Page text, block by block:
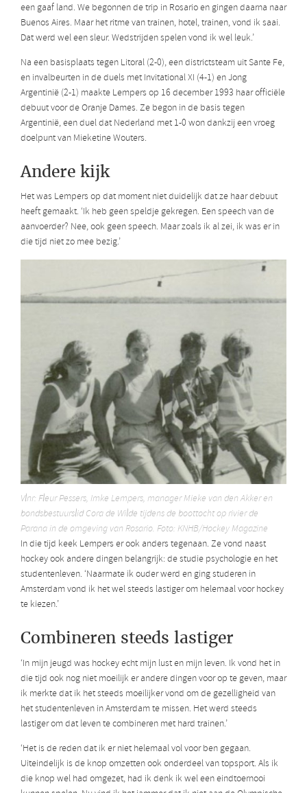
een gaaf land. We begonnen de trip in Rosario en gingen daarna naar
Buenos Aires. Maar het ritme van trainen, hotel, trainen, vond ik saai.
Dat werd wel een sleur. Wedstrijden spelen vond ik wel leuk.’
Na een basisplaats tegen Litoral (2-0), een districtsteam uit Sante Fe,
en invalbeurten in de duels met Invitational XI (4-1) en Jong
Argentinië (2-1) maakte Lempers op 16 december 1993 haar officiële
debuut voor de Oranje Dames. Ze begon in de basis tegen
Argentinië, een duel dat Nederland met 1-0 won dankzij een vroeg
doelpunt van Mieketine Wouters.
Andere kijk
Het was Lempers op dat moment niet duidelijk dat ze haar debuut
heeft gemaakt. ‘Ik heb geen speldje gekregen. Een speech van de
aanvoerder? Nee, ook geen speech. Maar zoals ik al zei, ik was er in
die tijd niet zo mee bezig.’
Vlnr: Fleur Pessers, Imke Lempers, manager Mieke van den Akker en
bondsbestuurslid Cora de Wilde tijdens de boottocht op rivier de
Parana in de omgeving van Rosario. Foto: KNHB/Hockey Magazine
In die tijd keek Lempers er ook anders tegenaan. Ze vond naast
hockey ook andere dingen belangrijk: de studie psychologie en het
studentenleven. ‘Naarmate ik ouder werd en ging studeren in
Amsterdam vond ik het wel steeds lastiger om helemaal voor hockey
te kiezen.’
Combineren steeds lastiger
‘In mijn jeugd was hockey echt mijn lust en mijn leven. Ik vond het in
die tijd ook nog niet moeilijk er andere dingen voor op te geven, maar
ik merkte dat ik het steeds moeilijker vond om de gezelligheid van
het studentenleven in Amsterdam te missen. Het werd steeds
lastiger om dat leven te combineren met hard trainen.’
‘Het is de reden dat ik er niet helemaal vol voor ben gegaan.
Uiteindelijk is de knop omzetten ook onderdeel van topsport. Als ik
die knop wel had omgezet, had ik denk ik wel een eindtoernooi